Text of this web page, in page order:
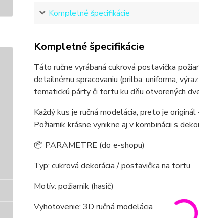
Kompletné špecifikácie
Kompletné špecifikácie
Táto ručne vyrábaná cukrová postavička
detailnému spracovaniu (prilba, uniforma,
tematickú párty či tortu ku dňu otvorených
Každý kus je ručná modelácia, preto je
Požiarnik krásne vynikne aj v kombinácii s
📦 PARAMETRE (do e-shopu)
Typ: cukrová dekorácia / postavička na tortu
Motív: požiarnik (hasič)
Vyhotovenie: 3D ručná modelácia